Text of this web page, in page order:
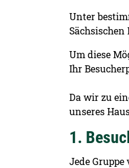
Unter
Um diese
Ihr
Da wir zu
unseres
1.
Jede